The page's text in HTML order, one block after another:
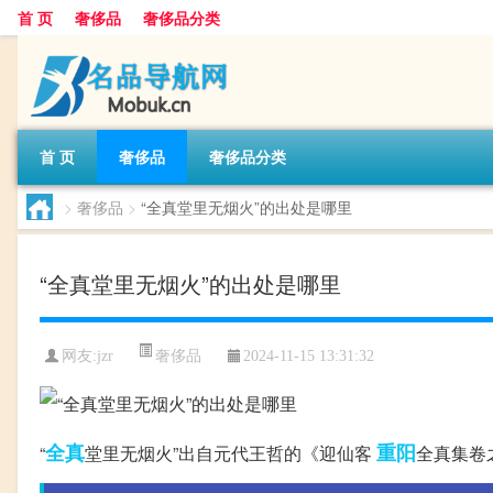
首 页 奢侈品 奢侈品分类
首 页 奢侈品 奢侈品分类
> 奢侈品 > “全真堂里无烟火”的出处是哪里
“全真堂里无烟火”的出处是哪里
网友:jzr 奢侈品 2024-11-15 13:31:32
“全真堂里无烟火”出自元代王哲的《迎仙客 重阳全真集卷